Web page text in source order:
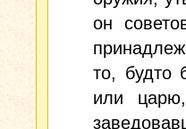
он
то, будто
или